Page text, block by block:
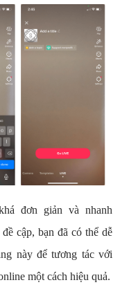
đơn giản và nhanh
cập, bạn đã có thể dễ
này để tương tác với
một cách hiệu quả.